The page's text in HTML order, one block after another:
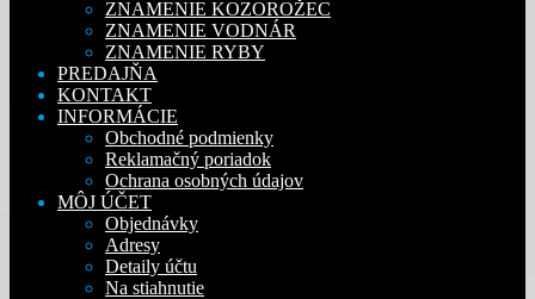
ZNAMENIE KOZOROŽEC
ZNAMENIE VODNÁR
ZNAMENIE RYBY
PREDAJŇA
KONTAKT
INFORMÁCIE
Obchodné podmienky
Reklamačný poriadok
Ochrana osobných údajov
MÔJ ÚČET
Objednávky
Adresy
Detaily účtu
Na stiahnutie